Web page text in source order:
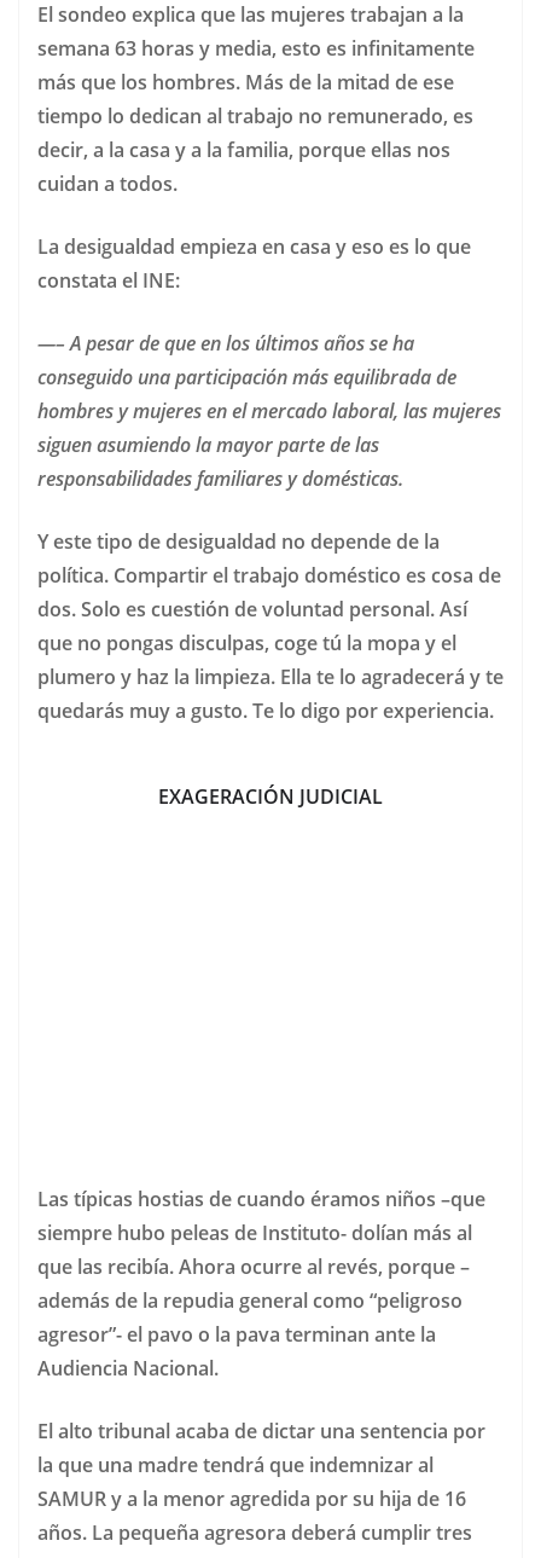
El sondeo explica que las mujeres trabajan a la
semana 63 horas y media, esto es infinitamente
más que los hombres. Más de la mitad de ese
tiempo lo dedican al trabajo no remunerado, es
decir, a la casa y a la familia, porque ellas nos
cuidan a todos.
La desigualdad empieza en casa y eso es lo que
constata el INE:
—– A pesar de que en los últimos años se ha
conseguido una participación más equilibrada de
hombres y mujeres en el mercado laboral, las mujeres
siguen asumiendo la mayor parte de las
responsabilidades familiares y domésticas.
Y este tipo de desigualdad no depende de la
política. Compartir el trabajo doméstico es cosa de
dos. Solo es cuestión de voluntad personal. Así
que no pongas disculpas, coge tú la mopa y el
plumero y haz la limpieza. Ella te lo agradecerá y te
quedarás muy a gusto. Te lo digo por experiencia.
EXAGERACIÓN JUDICIAL
Las típicas hostias de cuando éramos niños –que
siempre hubo peleas de Instituto- dolían más al
que las recibía. Ahora ocurre al revés, porque –
además de la repudia general como “peligroso
agresor”- el pavo o la pava terminan ante la
Audiencia Nacional.
El alto tribunal acaba de dictar una sentencia por
la que una madre tendrá que indemnizar al
SAMUR y a la menor agredida por su hija de 16
años. La pequeña agresora deberá cumplir tres